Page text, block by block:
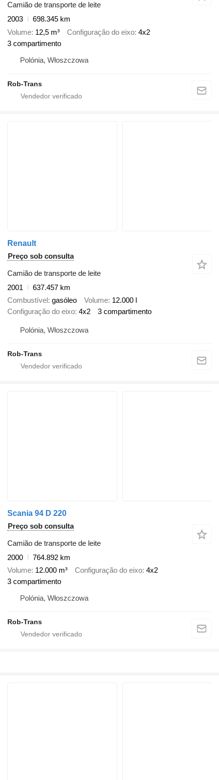
Camião de transporte de leite
2003
698.345 km
Volume 12,5 m³ Configuração do eixo 4x2
3 compartimento
Polónia, Włoszczowa
Rob-Trans
Renault
Preço sob consulta
Camião de transporte de leite
2001
637.457 km
Combustível gasóleo Volume 12.000 l
Configuração do eixo 4x2 3 compartimento
Polónia, Włoszczowa
Rob-Trans
Scania 94 D 220
Preço sob consulta
Camião de transporte de leite
2000
764.892 km
Volume 12.000 m³ Configuração do eixo 4x2
3 compartimento
Polónia, Włoszczowa
Rob-Trans